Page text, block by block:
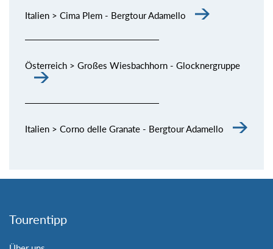
Italien > Cima Plem - Bergtour Adamello
Österreich > Großes Wiesbachhorn - Glocknergruppe
Italien > Corno delle Granate - Bergtour Adamello
Tourentipp